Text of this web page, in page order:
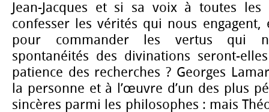
Jean-Jacques et si sa voix à toutes les
confesser les vérités qui nous engagent,
pour commander les vertus qui
spontanéités des divinations seront-
patience des recherches ? Georges
la personne et à l’œuvre d’un des plus
sincères parmi les philosophes : mais